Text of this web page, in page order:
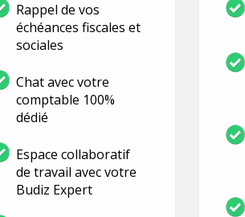
Rappel de vos
échéances fiscales et
sociales
Chat avec votre
comptable 100%
dédié
Espace collaboratif
de travail avec votre
Budiz Expert